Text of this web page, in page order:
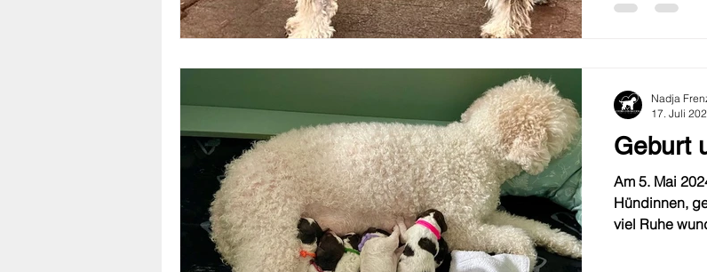
Geburt
Am 5. Mai
Hündinnen,
viel Ruhe
Nadja
17. Juli